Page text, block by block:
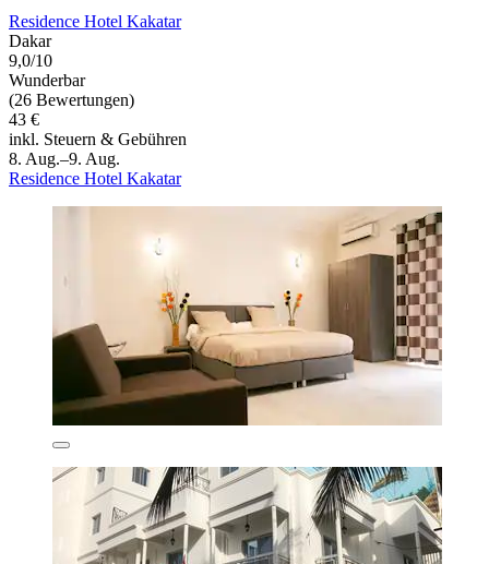
Residence Hotel Kakatar
Dakar
9,0/10
Wunderbar
(26 Bewertungen)
43 €
inkl. Steuern & Gebühren
8. Aug.–9. Aug.
Residence Hotel Kakatar